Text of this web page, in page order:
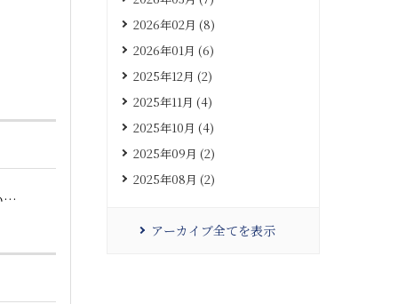
…
2026年02月 (8)
2026年01月 (6)
2025年12月 (2)
2025年11月 (4)
2025年10月 (4)
2025年09月 (2)
2025年08月 (2)
アーカイブ全てを表示